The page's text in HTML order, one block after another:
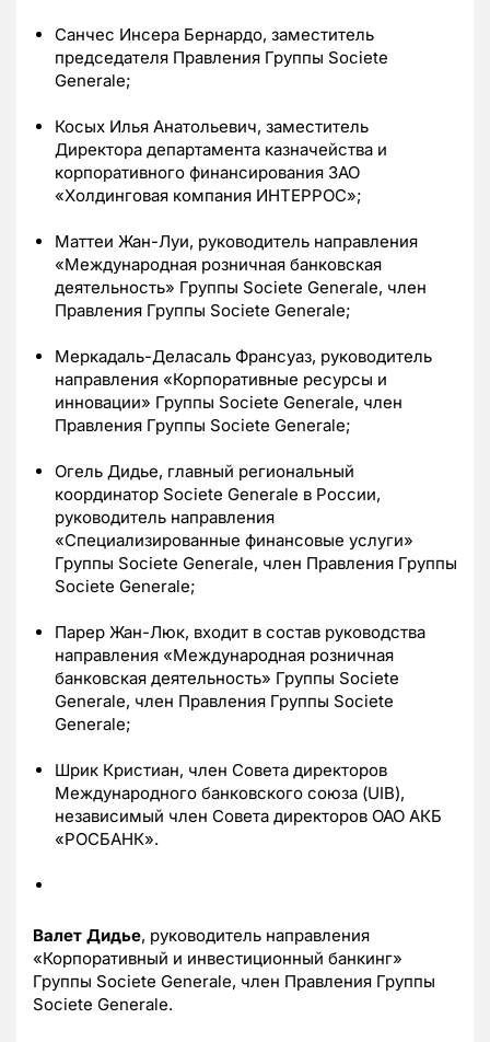
Санчес Инсера Бернардо, заместитель
председателя Правления Группы Societe
Generale;
Косых Илья Анатольевич, заместитель
Директора департамента казначейства и
корпоративного финансирования ЗАО
«Холдинговая компания ИНТЕРРОС»;
Маттеи Жан-Луи, руководитель направления
«Международная розничная банковская
деятельность» Группы Societe Generale, член
Правления Группы Societe Generale;
Меркадаль-Деласаль Франсуаз, руководитель
направления «Корпоративные ресурсы и
инновации» Группы Societe Generale, член
Правления Группы Societe Generale;
Огель Дидье, главный региональный
координатор Societe Generale в России,
руководитель направления
«Специализированные финансовые услуги»
Группы Societe Generale, член Правления Группы
Societe Generale;
Парер Жан-Люк, входит в состав руководства
направления «Международная розничная
банковская деятельность» Группы Societe
Generale, член Правления Группы Societe
Generale;
Шрик Кристиан, член Совета директоров
Международного банковского союза (UIB),
независимый член Совета директоров ОАО АКБ
«РОСБАНК».
Валет Дидье, руководитель направления
«Корпоративный и инвестиционный банкинг»
Группы Societe Generale, член Правления Группы
Societe Generale.